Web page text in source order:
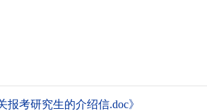
报考研究生的介绍信.doc》